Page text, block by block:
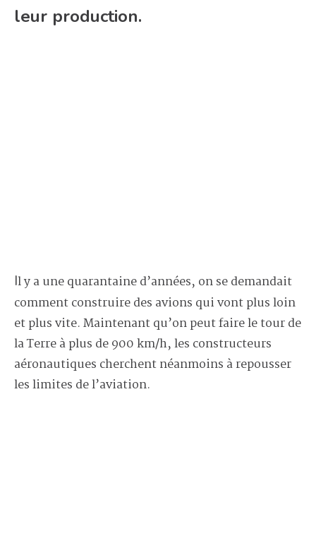
leur production.
Il y a une quarantaine d’années, on se demandait
comment construire des avions qui vont plus loin
et plus vite. Maintenant qu’on peut faire le tour de
la Terre à plus de 900 km/h, les constructeurs
aéronautiques cherchent néanmoins à repousser
les limites de l’aviation.